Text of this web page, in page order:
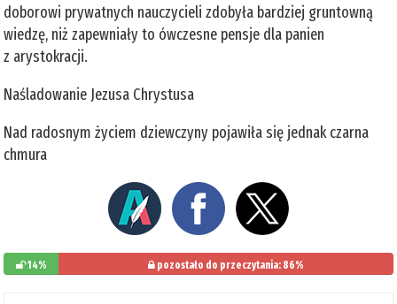
doborowi prywatnych nauczycieli zdobyła bardziej gruntowną
wiedzę, niż zapewniały to ówczesne pensje dla panien
z arystokracji.
Naśladowanie Jezusa Chrystusa
Nad radosnym życiem dziewczyny pojawiła się jednak czarna
chmura
14% pozostało do przeczytania: 86%